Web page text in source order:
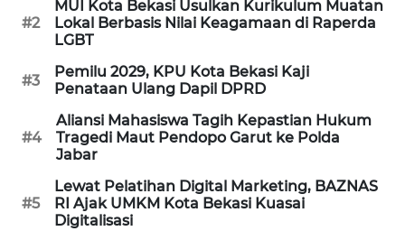
#2
MUI Kota Bekasi Usulkan Kurikulum Muatan
Lokal Berbasis Nilai Keagamaan di Raperda
LGBT
#3
Pemilu 2029, KPU Kota Bekasi Kaji
Penataan Ulang Dapil DPRD
#4
Aliansi Mahasiswa Tagih Kepastian Hukum
Tragedi Maut Pendopo Garut ke Polda
Jabar
#5
Lewat Pelatihan Digital Marketing, BAZNAS
RI Ajak UMKM Kota Bekasi Kuasai
Digitalisasi
ID
PERAPKI
NEWS
SONYA
ASA